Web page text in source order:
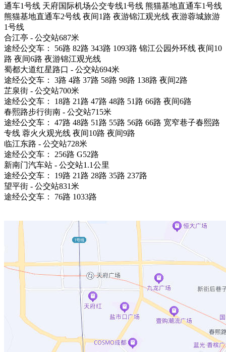
通车1号线 天府国际机场公交专线1号线 熊猫基地直通车1号线
熊猫基地直通车2号线 夜间1路 夜游锦江观光线 夜游蓉城旅游
1号线
合江亭 - 公交站687米
途经公交车： 56路 82路 343路 1093路 锦江公园外环线 夜间10
路 夜间6路 夜游锦江观光线
蜀都大道红星路口 - 公交站694米
途经公交车： 3路 4路 37路 58路 98路 138路 夜间2路
芷泉街 - 公交站700米
途经公交车： 18路 21路 47路 48路 51路 66路 夜间6路
春熙路步行街南 - 公交站715米
途经公交车： 47路 48路 51路 55路 56路 66路 宽窄巷子春熙路
专线 蓉火火观光线 夜间10路 夜间9路
临江东路 - 公交站728米
途经公交车： 256路 G52路
新南门汽车站 - 公交站1.1公里
途经公交车： 19路 21路 28路 35路 237路
望平街 - 公交站831米
途经公交车： 76路 1033路